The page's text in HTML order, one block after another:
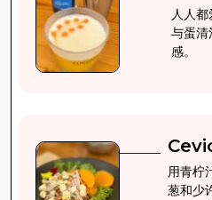
人人
与蛋清
感。
用青柠
葱和少